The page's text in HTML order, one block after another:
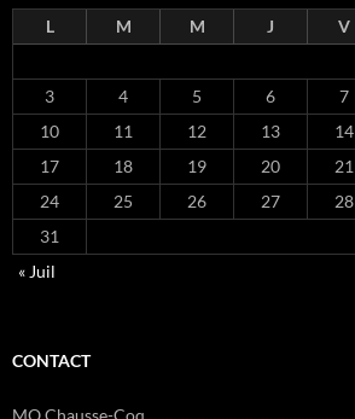
L M M J V
3
4 5 6 7
10
11 12 13 14
17
18 19 20 21
24
25 26 27 28
31
« Juil
CONTACT
MQ Chausse-Coq